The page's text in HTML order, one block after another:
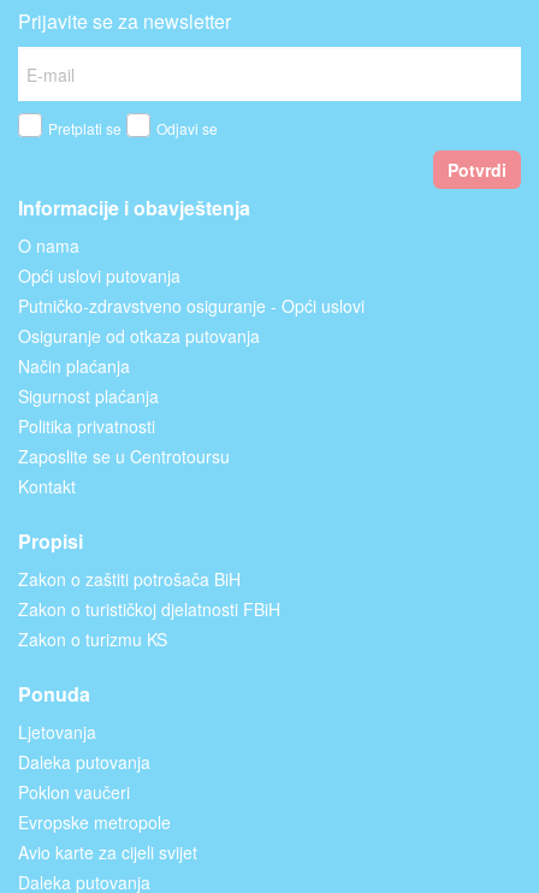
Prijavite se za newsletter
Pretplati se Odjavi se
Potvrdi
Informacije i obavještenja
O nama
Opći uslovi putovanja
Putničko-zdravstveno osiguranje - Opći uslovi
Osiguranje od otkaza putovanja
Način plaćanja
Sigurnost plaćanja
Politika privatnosti
Zaposlite se u Centrotoursu
Kontakt
Propisi
Zakon o zaštiti potrošača BiH
Zakon o turističkoj djelatnosti FBiH
Zakon o turizmu KS
Ponuda
Ljetovanja
Daleka putovanja
Poklon vaučeri
Evropske metropole
Avio karte za cijeli svijet
Daleka putovanja